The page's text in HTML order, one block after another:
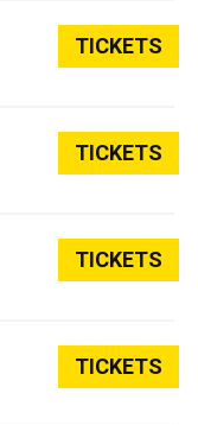
TICKETS
TICKETS
TICKETS
TICKETS